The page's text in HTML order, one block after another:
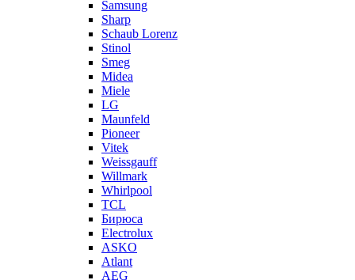
Samsung
Sharp
Schaub Lorenz
Stinol
Smeg
Midea
Miele
LG
Maunfeld
Pioneer
Vitek
Weissgauff
Willmark
Whirlpool
TCL
Бирюса
Electrolux
ASKO
Atlant
AEG